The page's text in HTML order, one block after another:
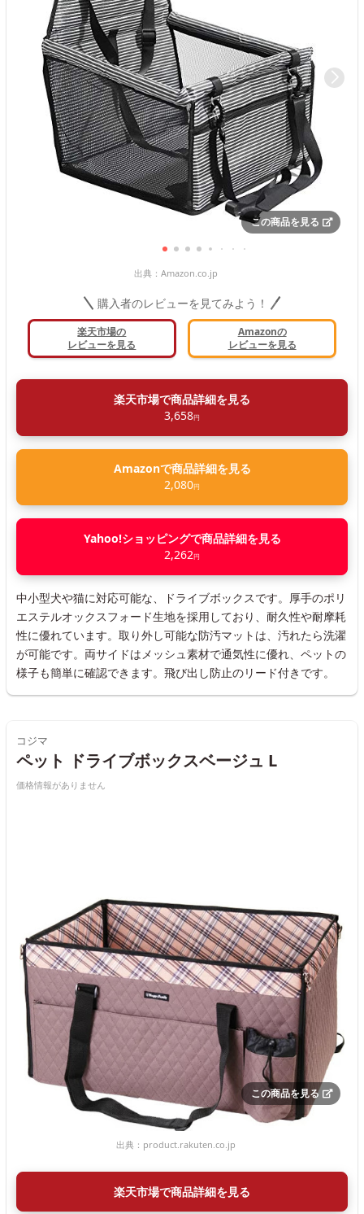
この商品を見る
出典： Amazon.co.jp
購入者のレビューを見てみよう！
楽天市場の
レビューを見る
Amazonの
レビューを見る
楽天市場で商品詳細を見る
3,658円
Amazonで商品詳細を見る
2,080円
Yahoo!ショッピングで商品詳細を見る
2,262円
中小型犬や猫に対応可能な、ドライブボックスです。厚手のポリ
エステルオックスフォード生地を採用しており、耐久性や耐摩耗
性に優れています。取り外し可能な防汚マットは、汚れたら洗濯
が可能です。両サイドはメッシュ素材で通気性に優れ、ペットの
様子も簡単に確認できます。飛び出し防止のリード付きです。
コジマ
ペット ドライブボックスベージュ L
価格情報がありません
この商品を見る
出典： product.rakuten.co.jp
楽天市場で商品詳細を見る